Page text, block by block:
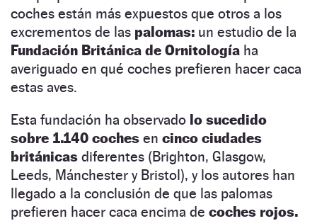
coches están más expuestos que otros a los
excrementos de las palomas: un estudio de la
Fundación Británica de Ornitología ha
averiguado en qué coches prefieren hacer caca
estas aves.
Esta fundación ha observado lo sucedido
sobre 1.140 coches en cinco ciudades
británicas diferentes (Brighton, Glasgow,
Leeds, Mánchester y Bristol), y los autores han
llegado a la conclusión de que las palomas
prefieren hacer caca encima de coches rojos.